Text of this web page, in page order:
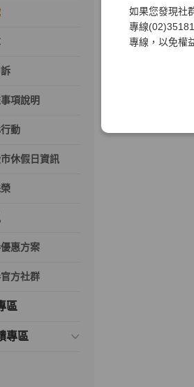
如果您發現社
專線
專線，以免權
項說明
動
休假日資訊
惠方案
方社群
區
專區